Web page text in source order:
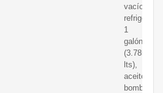
vacío
1
galón
(3.785
lts),
aceite
bomba